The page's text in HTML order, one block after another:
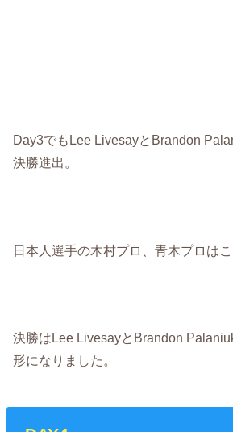
Day3でもLee LivesayとBrandon
決勝進出。
日本人選手の木村プロ、青木プロはこ
決勝はLee LivesayとBrandon
形になりました。